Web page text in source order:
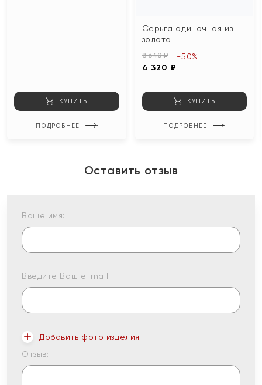
КУПИТЬ
ПОДРОБНЕЕ
Серьга одиночная из
золота
8 640 ₽
4 320 ₽
-50%
КУПИТЬ
ПОДРОБНЕЕ
Оставить отзыв
Ваше имя:
Введите Ваш e-mail:
Добавить фото изделия
Отзыв: